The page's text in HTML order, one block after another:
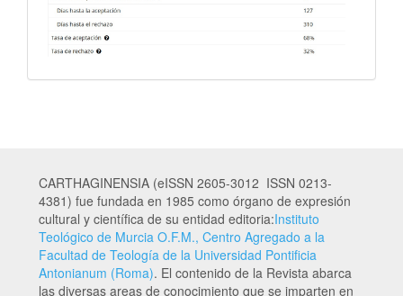
CARTHAGINENSIA (eISSN 2605-3012 ISSN 0213-
4381) fue fundada en 1985 como órgano de expresión
cultural y científica de su entidad editoria:Instituto
Teológico de Murcia O.F.M., Centro Agregado a la
Facultad de Teología de la Universidad Pontificia
Antonianum (Roma). El contenido de la Revista abarca
las diversas areas de conocimiento que se imparten en